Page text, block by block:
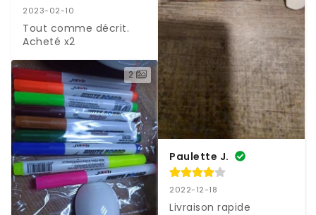
2023-02-10
Tout comme décrit.
Acheté x2
2
Paulette J.
2022-12-18
Livraison rapide